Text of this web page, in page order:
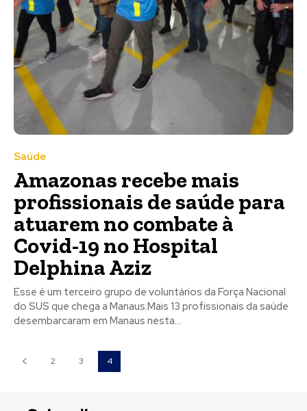
Saúde
Amazonas recebe mais
profissionais de saúde para
atuarem no combate à
Covid-19 no Hospital
Delphina Aziz
Esse é um terceiro grupo de voluntários da Força Nacional
do SUS que chega a Manaus.Mais 13 profissionais da saúde
desembarcaram em Manaus nesta...
2 3 4